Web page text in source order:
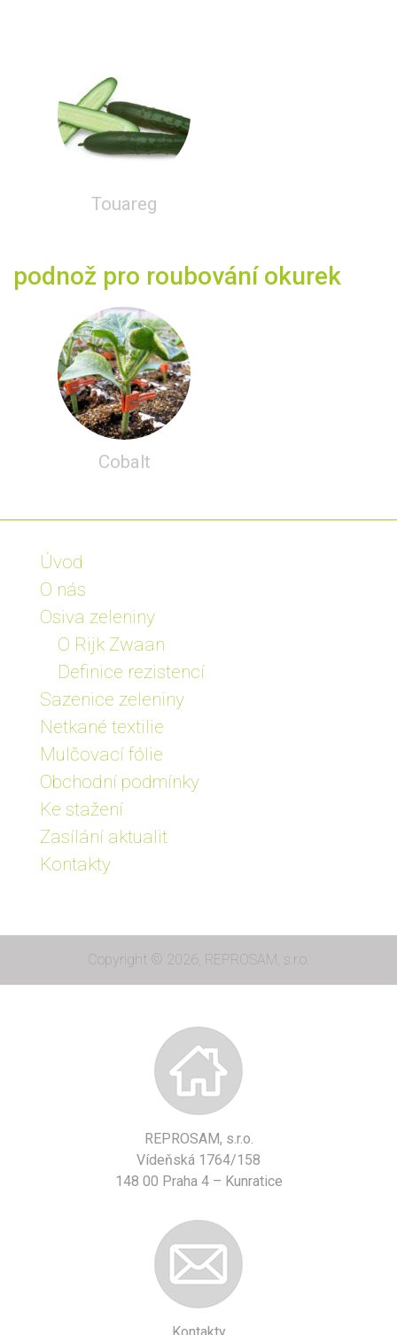
Úvod
O nás
Osiva zeleniny
O Rijk Zwaan
Definice rezistencí
Sazenice zeleniny
Netkané textilie
Mulčovací fólie
Obchodní podmínky
Ke stažení
Zasílání aktualit
Kontakty
Touareg
podnož pro roubování okurek
Cobalt
Copyright © 2026, REPROSAM, s.r.o.
REPROSAM, s.r.o.
Vídeňská 1764/158
148 00 Praha 4 – Kunratice